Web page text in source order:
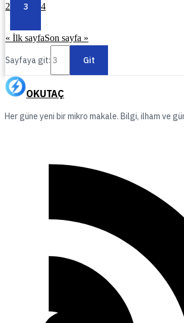
2 3 4
« İlk sayfaSon sayfa »
Sayfaya git: Git
OKUTAÇ
Her güne yeni bir mikro makale. Bilgi, ilham ve